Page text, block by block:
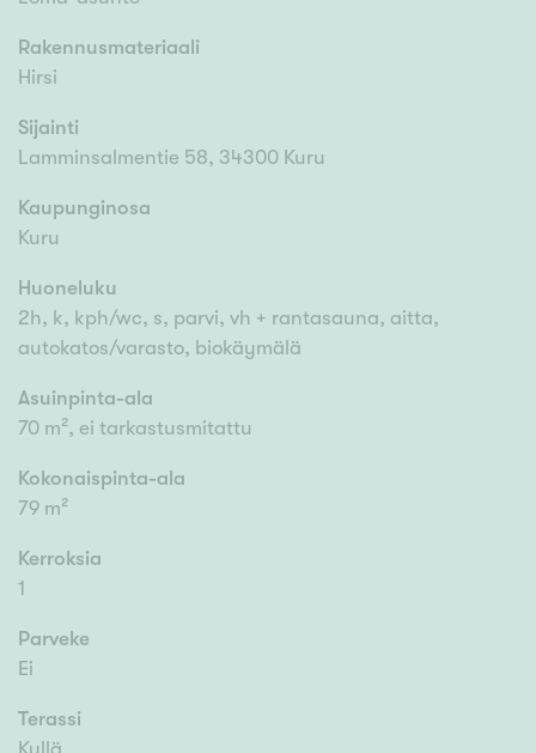
Rakennusmateriaali
Hirsi
Sijainti
Lamminsalmentie 58, 34300 Kuru
Kaupunginosa
Kuru
Huoneluku
2h, k, kph/wc, s, parvi, vh + rantasauna, aitta,
autokatos/varasto, biokäymälä
Asuinpinta-ala
70 m², ei tarkastusmitattu
Kokonaispinta-ala
79 m²
Kerroksia
1
Parveke
Ei
Terassi